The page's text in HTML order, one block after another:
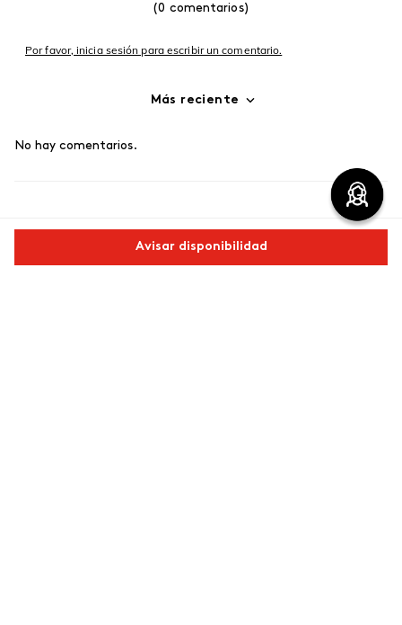
Avisar disponibilidad
(0 comentarios)
Por favor, inicia sesión para escribir un comentario.
Más reciente
No hay comentarios.